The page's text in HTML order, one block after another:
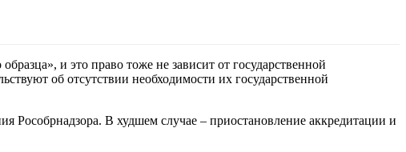
и это право тоже не зависит от государственной
об отсутствии необходимости их государственной
Рособрнадзора. В худшем случае – приостановление аккредитации и